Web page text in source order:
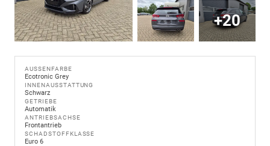
+20
AUSSENFARBE
Ecotronic Grey
INNENAUSSTATTUNG
Schwarz
GETRIEBE
Automatik
ANTRIEBSACHSE
Frontantrieb
SCHADSTOFFKLASSE
Euro 6